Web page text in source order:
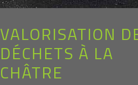
VALORISATION
DÉCHETS À LA
CHÂTRE